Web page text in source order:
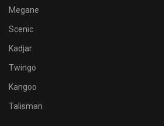
Megane
Scenic
Kadjar
Twingo
Kangoo
Talisman